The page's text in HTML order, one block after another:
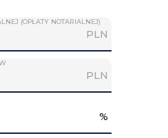
(OPŁATY NOTARIALNEJ)
PLN
PLN
%